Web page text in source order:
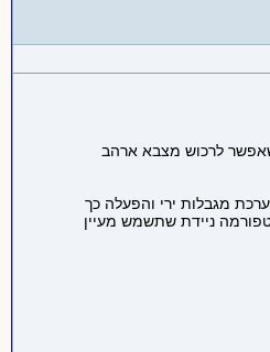
שאפשר לרכוש מצבא ארהב
מגבלות ירי והפעלה כך
ניידת שתשמש מעיין